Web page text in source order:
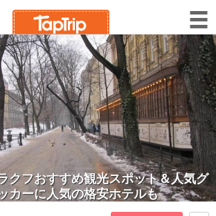
クフおすすめ観光スポット＆人気グ
カーに人気の格安ホテルも